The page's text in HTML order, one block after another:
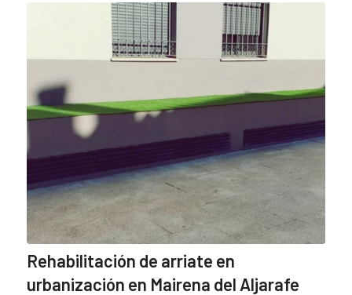
Rehabilitación de arriate en
urbanización en Mairena del Aljarafe